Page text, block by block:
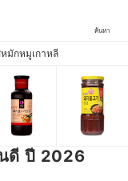
ค้นหา
มักหมูเกาหลี
ดี ปี 2026